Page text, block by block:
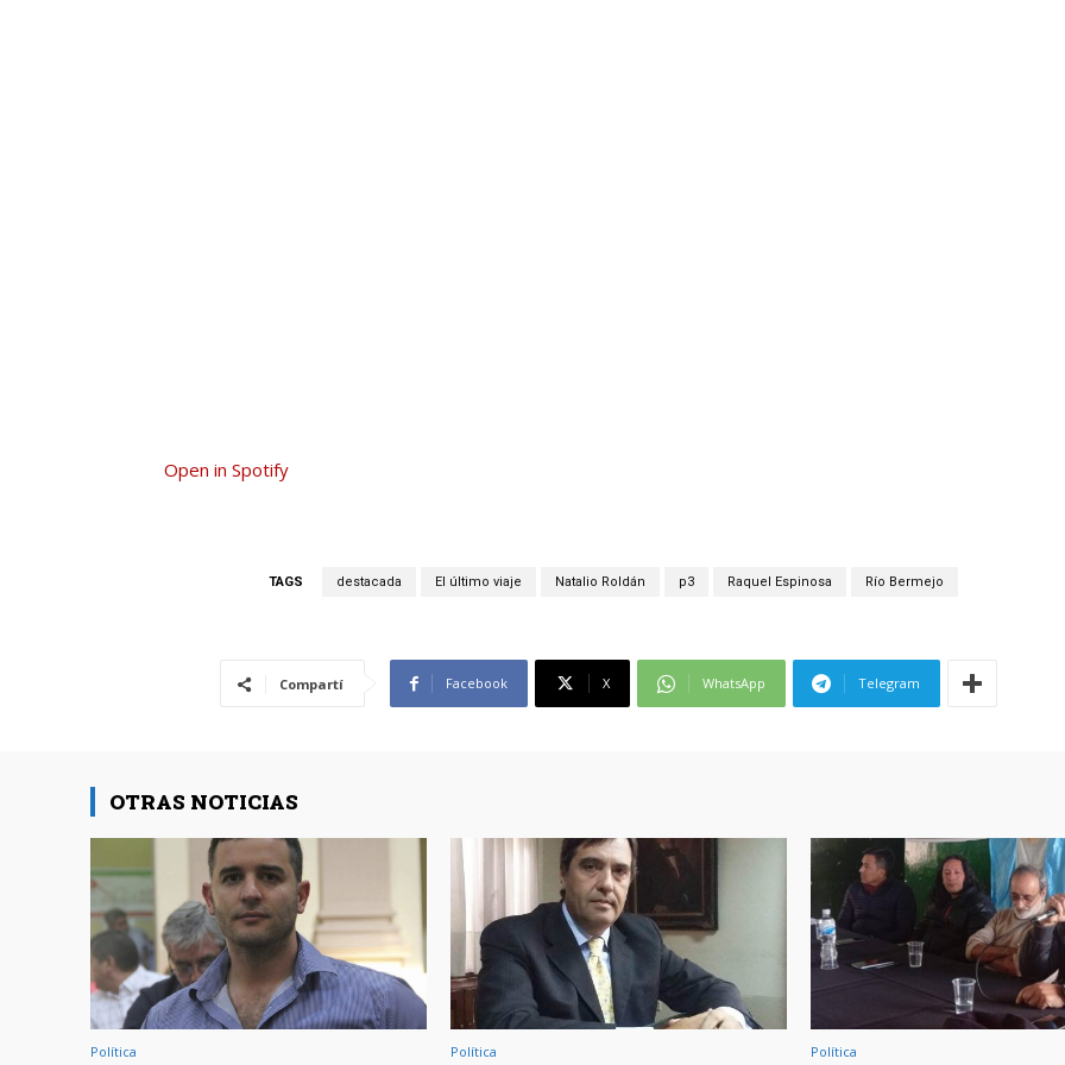
Open in Spotify
TAGS destacada El último viaje Natalio Roldán p3 Raquel Espinosa Río Bermejo
Compartí Facebook X WhatsApp Telegram
OTRAS NOTICIAS
Política Política Política